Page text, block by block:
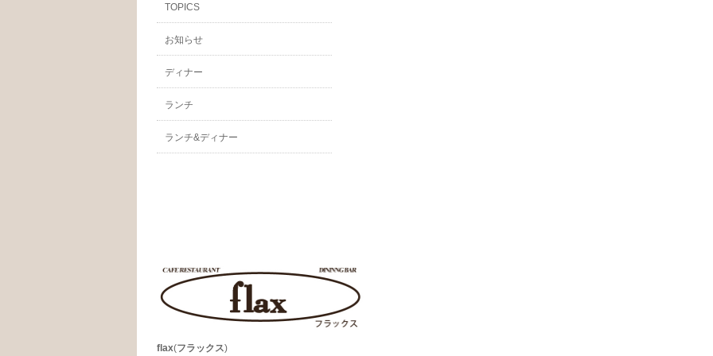
TOPICS
お知らせ
ディナー
ランチ
ランチ&ディナー
flax(フラックス)